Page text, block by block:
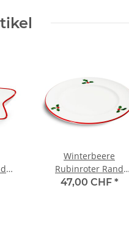
Winterbeere
Rubinroter Rand
Dessertteller Gourmet
47,00 CHF *